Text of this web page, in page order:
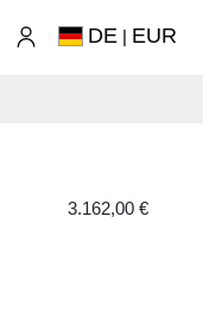
DE | EUR
3.162,00 €